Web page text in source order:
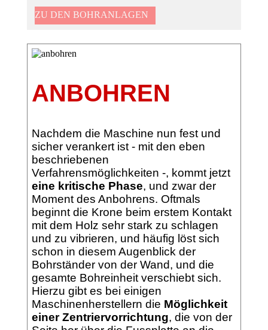
ZU DEN BOHRANLAGEN
ANBOHREN
Nachdem die Maschine nun fest und
sicher verankert ist - mit den eben
beschriebenen
Verfahrensmöglichkeiten -, kommt jetzt
eine kritische Phase, und zwar der
Moment des Anbohrens. Oftmals
beginnt die Krone beim erstem Kontakt
mit dem Holz sehr stark zu schlagen
und zu vibrieren, und häufig löst sich
schon in diesem Augenblick der
Bohrständer von der Wand, und die
gesamte Bohreinheit verschiebt sich.
Hierzu gibt es bei einigen
Maschinenherstellern die Möglichkeit
einer Zentriervorrichtung, die von der